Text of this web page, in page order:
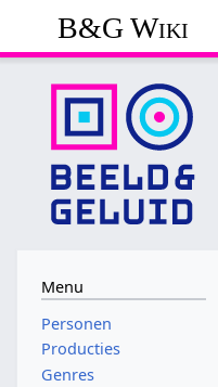
B&G Wiki
Menu
Personen
Producties
Genres